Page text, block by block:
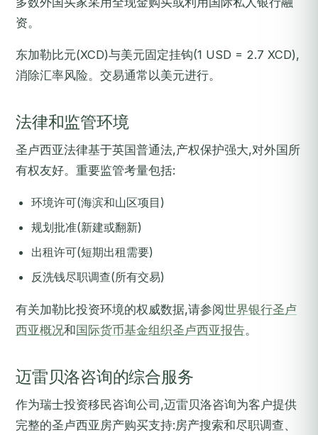
资。
东加勒比元(XCD)与美元固定挂钩(1 USD = 2.7 XCD),
消除汇率风险。交易通常以美元进行。
法律和监管环境
圣卢西亚法律基于英国普通法,产权保护强大,对外国所
有权友好。重要监管考量包括:
环境许可(海滨和山区项目)
规划批准(新建或翻新)
出租许可(短期出租需要)
反洗钱尽职调查(所有交易)
有关加勒比投资环境的权威数据,请参阅世界银行圣卢
西亚概况和国际货币基金组织圣卢西亚报告。
迈雷贝洛咨询的综合服务
作为瑞士投资移民咨询公司,迈雷贝洛咨询为客户提供
完整的圣卢西亚房产购买支持:房产搜索和尽职调查、